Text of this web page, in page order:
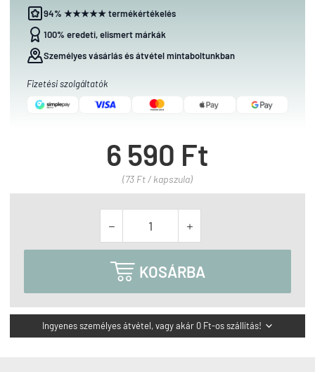
94% ★★★★★ termékértékelés
100% eredeti, elismert márkák
Személyes vásárlás és átvétel mintaboltunkban
Fizetési szolgáltatók
6 590 Ft
(73 Ft / kapszula)
 
 KOSÁRBA
Ingyenes személyes átvétel, vagy akár 0 Ft-os szállítás! 